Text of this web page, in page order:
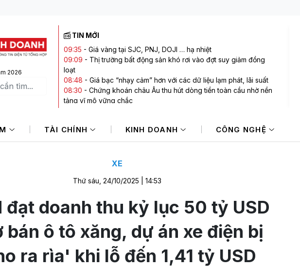
2026
TIN MỚI
09:35 - Giá vàng tại SJC, PNJ, DOJI … hạ nhiệt
09:09 - Thị trường bất động sản khó rơi vào đợt suy giảm đồng
loạt
08:48 - Giá bạc “nhạy cảm” hơn với các dữ liệu lạm phát, lãi suất
08:30 - Chứng khoán châu Âu thu hút dòng tiền toàn cầu nhờ nền
tảng vĩ mô vững chắc
08:21- Đề xuất 28 khu TOD dọc tuyến đường sắt TP.HCM - Cần
Thơ
TÀI CHÍNH KINH DOANH CÔNG NGHỆ
XE
Thứ sáu, 24/10/2025 | 14:53
đạt doanh thu kỷ lục 50 tỷ USD
bán ô tô xăng, dự án xe điện bị
ra rìa' khi lỗ đến 1,41 tỷ USD